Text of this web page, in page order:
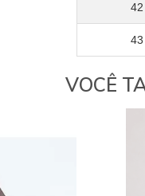
42
43
VOCÊ